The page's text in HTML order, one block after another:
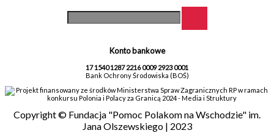
Konto bankowe
17 1540 1287 2216 0009 2923 0001
Bank Ochrony Środowiska (BOŚ)
Projekt finansowany ze środków Ministerstwa Spraw Zagranicznych RP w ramach
konkursu Polonia i Polacy za Granicą 2024 - Media i Struktury
Copyright © Fundacja "Pomoc Polakom na Wschodzie" im.
Jana Olszewskiego | 2023